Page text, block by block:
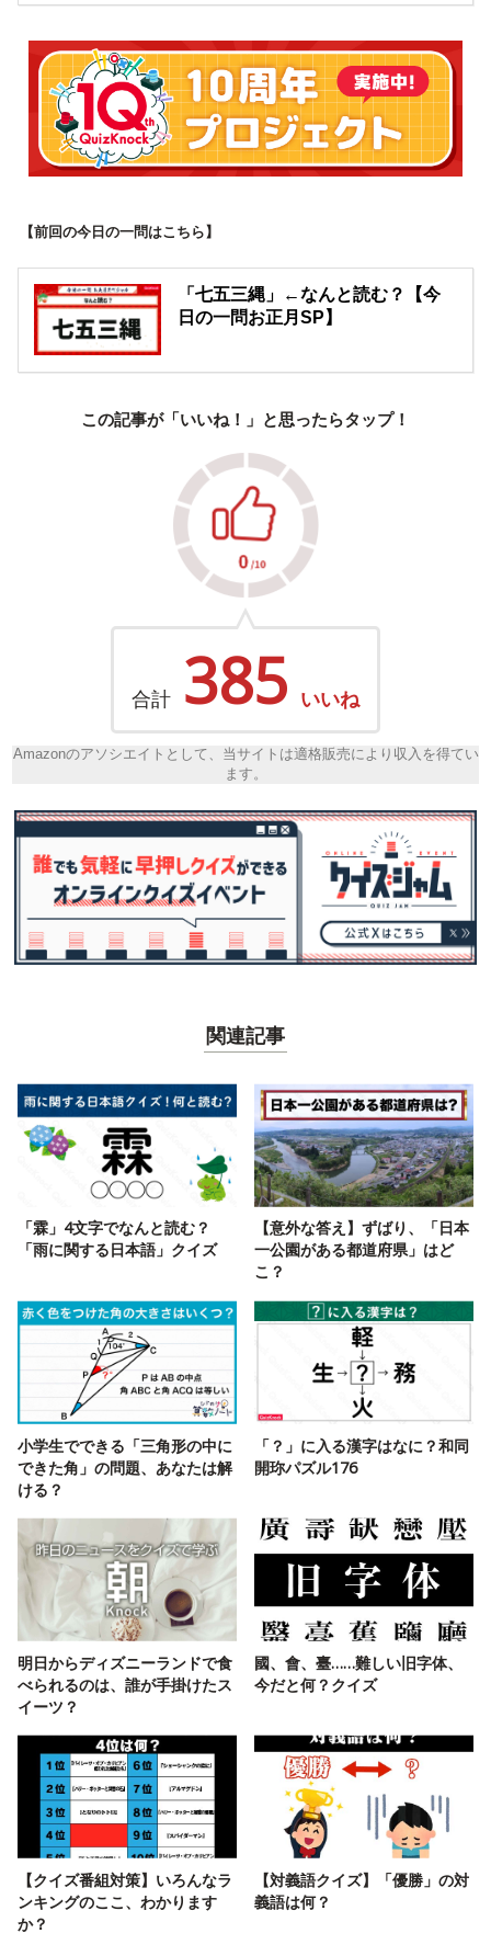
【前回の今日の一問はこちら】
「七五三縄」←なんと読む？【今
日の一問お正月SP】
この記事が「いいね！」と思ったらタップ！
合計 385 いいね
Amazonのアソシエイトとして、当サイトは適格販売により収入を得てい
ます。
関連記事
「霖」4文字でなんと読む？
「雨に関する日本語」クイズ
【意外な答え】ずばり、「日本
一公園がある都道府県」はど
こ？
小学生でできる「三角形の中に
できた角」の問題、あなたは解
ける？
「？」に入る漢字はなに？和同
開珎パズル176
明日からディズニーランドで食
べられるのは、誰が手掛けたス
イーツ？
國、會、臺……難しい旧字体、
今だと何？クイズ
【クイズ番組対策】いろんなラ
ンキングのここ、わかります
か？
【対義語クイズ】「優勝」の対
義語は何？